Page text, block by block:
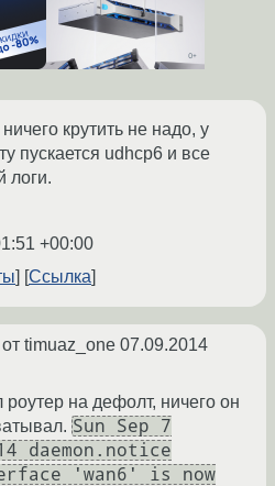
крутить не надо, у
пускается udhcp6 и все
логи.
+00:00
Ссылка
от timuaz_one 07.09.2014
на дефолт, ничего он
Sun Sep 7
daemon.notice
'wan6' is now